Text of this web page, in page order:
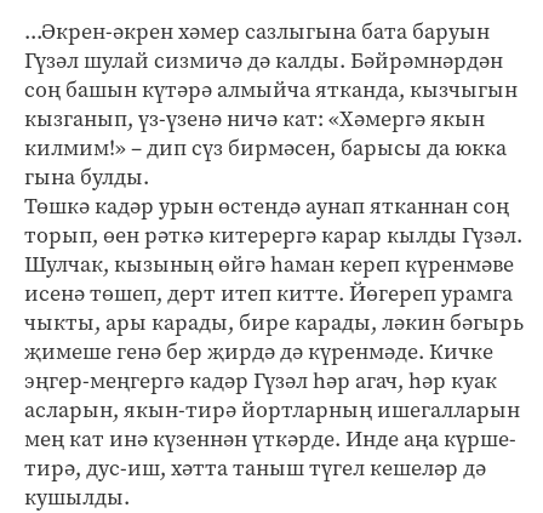
...Әкрен-әкрен хәмер сазлыгына бата баруын
Гүзәл шулай сизмичә дә калды. Бәйрәмнәрдән
соң башын күтәрә алмыйча ятканда, кызчыгын
кызганып, үз-үзенә ничә кат: «Хәмергә якын
килмим!» – дип сүз бирмәсен, барысы да юкка
гына булды.
Төшкә кадәр урын өстендә аунап ятканнан соң
торып, өен рәткә китерергә карар кылды Гүзәл.
Шулчак, кызының өйгә һаман кереп күренмәве
исенә төшеп, дерт итеп китте. Йөгереп урамга
чыкты, ары карады, бире карады, ләкин бәгырь
җимеше генә бер җирдә дә күренмәде. Кичке
эңгер-меңгергә кадәр Гүзәл һәр агач, һәр куак
асларын, якын-тирә йортларның ишегалларын
мең кат инә күзеннән үткәрде. Инде аңа күрше-
тирә, дус-иш, хәтта таныш түгел кешеләр дә
кушылды.